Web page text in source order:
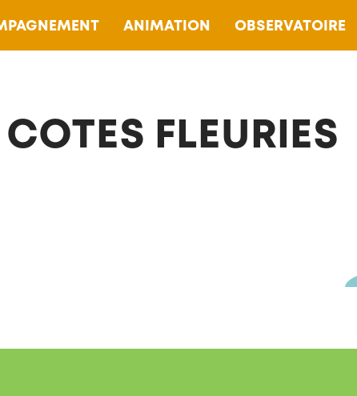
ANIMATION OBSERVATOIRE
FLEURIES